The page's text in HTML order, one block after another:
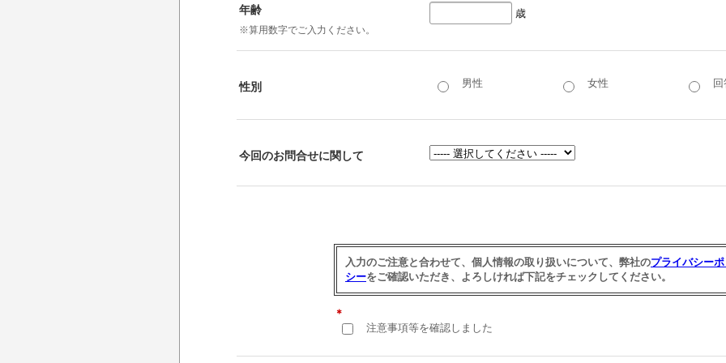
年齢
※算用数字でご入力ください。
歳
性別 男性 女性
今回のお問合せに関して
入力のご注意と合わせて、個人情報の取り扱いについて、弊社のプライバシーポ
シーをご確認いただき、よろしければ下記をチェックしてください。
＊
注意事項等を確認しました